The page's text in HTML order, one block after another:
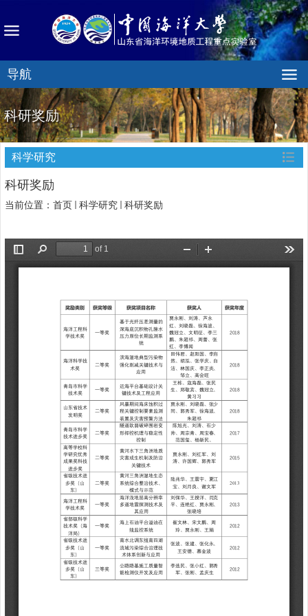
导航
科研奖励
科学研究
科研奖励
当前位置： 首页 科学研究 科研奖励